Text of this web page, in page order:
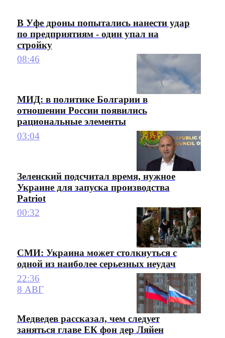
В Уфе дроны попытались нанести удар
по предприятиям - один упал на
стройку
08:46
МИД: в политике Болгарии в
отношении России появились
рациональные элементы
03:04
Зеленский подсчитал время, нужное
Украине для запуска производства
Patriot
00:32
СМИ: Украина может столкнуться с
одной из наиболее серьезных неудач
22:36
8 АВГ
Медведев рассказал, чем следует
заняться главе ЕК фон дер Ляйен